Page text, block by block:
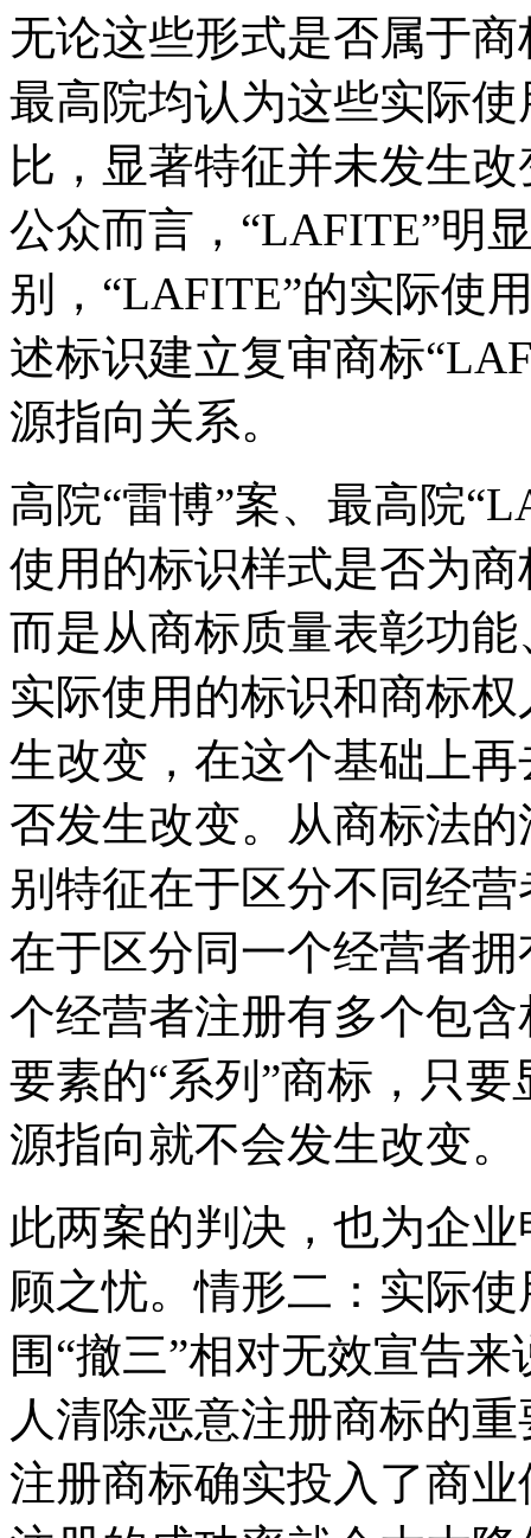
无论这些形式是否属于
最高院均认为这些实际
比，显著特征并未发生
公众而言，“LAFITE”明
别，“LAFITE”的实际使
述标识建立复审商标
源指向关系。
高院“雷博”案、最高院
使用的标识样式是否为
而是从商标质量表彰功
实际使用的标识和商标
生改变，在这个基础上
否发生改变。从商标法
别特征在于区分不同经
在于区分同一个经营者
个经营者注册有多个包
要素的“系列”商标，只
源指向就不会发生改变。
此两案的判决，也为企
顾之忧。情形二：实际
围“撤三”相对无效宣告
人清除恶意注册商标的
注册商标确实投入了商